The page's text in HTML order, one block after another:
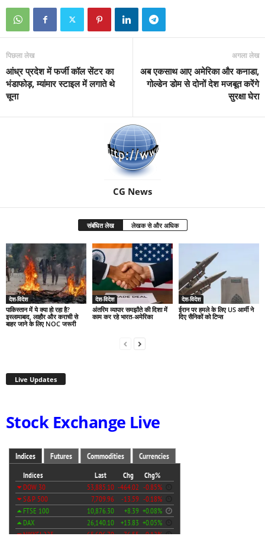
पिछला लेख
आंध्र प्रदेश में फर्जी कॉल सेंटर का
भंडाफोड़, म्यांमार स्टाइल में लगाते थे
चूना
अगला लेख
अब एकसाथ आए अमेरिका और कनाडा,
गोल्डेन डोम से दोनों देश मजबूत करेंगे
सुरक्षा घेरा
CG News
संबंधित लेख लेखक से और अधिक
देश-विदेश
पाकिस्तान में ये क्या हो रहा है?
इस्लामाबाद, लाहौर और कराची से
बाहर जाने के लिए NOC जरूरी
देश-विदेश
अंतरिम व्यापार समझौते की दिशा में
काम कर रहे भारत-अमेरिका
देश-विदेश
ईरान पर हमले के लिए US आर्मी ने
दिए सैनिकों को टिप्स
Live Updates
Stock Exchange Live